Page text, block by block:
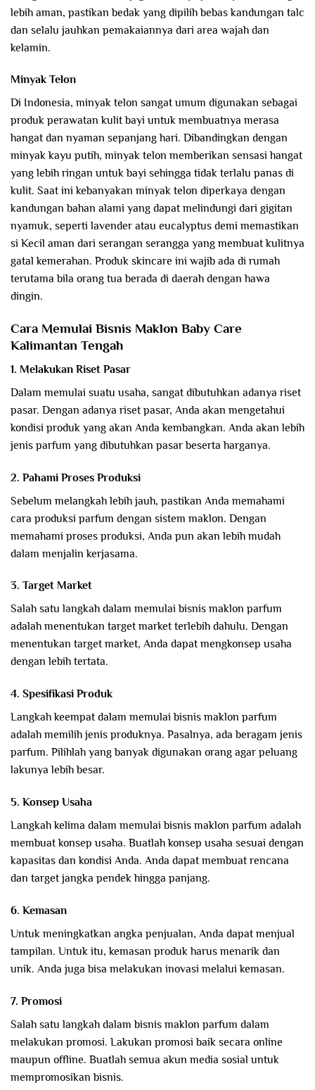
lebih aman, pastikan bedak yang dipilih bebas kandungan talc
dan selalu jauhkan pemakaiannya dari area wajah dan
kelamin.
Minyak Telon
Di Indonesia, minyak telon sangat umum digunakan sebagai
produk perawatan kulit bayi untuk membuatnya merasa
hangat dan nyaman sepanjang hari. Dibandingkan dengan
minyak kayu putih, minyak telon memberikan sensasi hangat
yang lebih ringan untuk bayi sehingga tidak terlalu panas di
kulit. Saat ini kebanyakan minyak telon diperkaya dengan
kandungan bahan alami yang dapat melindungi dari gigitan
nyamuk, seperti lavender atau eucalyptus demi memastikan
si Kecil aman dari serangan serangga yang membuat kulitnya
gatal kemerahan. Produk skincare ini wajib ada di rumah
terutama bila orang tua berada di daerah dengan hawa
dingin.
Cara Memulai Bisnis Maklon Baby Care
Kalimantan Tengah
1. Melakukan Riset Pasar
Dalam memulai suatu usaha, sangat dibutuhkan adanya riset
pasar. Dengan adanya riset pasar, Anda akan mengetahui
kondisi produk yang akan Anda kembangkan. Anda akan lebih
jenis parfum yang dibutuhkan pasar beserta harganya.
2. Pahami Proses Produksi
Sebelum melangkah lebih jauh, pastikan Anda memahami
cara produksi parfum dengan sistem maklon. Dengan
memahami proses produksi, Anda pun akan lebih mudah
dalam menjalin kerjasama.
3. Target Market
Salah satu langkah dalam memulai bisnis maklon parfum
adalah menentukan target market terlebih dahulu. Dengan
menentukan target market, Anda dapat mengkonsep usaha
dengan lebih tertata.
4. Spesifikasi Produk
Langkah keempat dalam memulai bisnis maklon parfum
adalah memilih jenis produknya. Pasalnya, ada beragam jenis
parfum. Pilihlah yang banyak digunakan orang agar peluang
lakunya lebih besar.
5. Konsep Usaha
Langkah kelima dalam memulai bisnis maklon parfum adalah
membuat konsep usaha. Buatlah konsep usaha sesuai dengan
kapasitas dan kondisi Anda. Anda dapat membuat rencana
dan target jangka pendek hingga panjang.
6. Kemasan
Untuk meningkatkan angka penjualan, Anda dapat menjual
tampilan. Untuk itu, kemasan produk harus menarik dan
unik. Anda juga bisa melakukan inovasi melalui kemasan.
7. Promosi
Salah satu langkah dalam bisnis maklon parfum dalam
melakukan promosi. Lakukan promosi baik secara online
maupun offline. Buatlah semua akun media sosial untuk
mempromosikan bisnis.